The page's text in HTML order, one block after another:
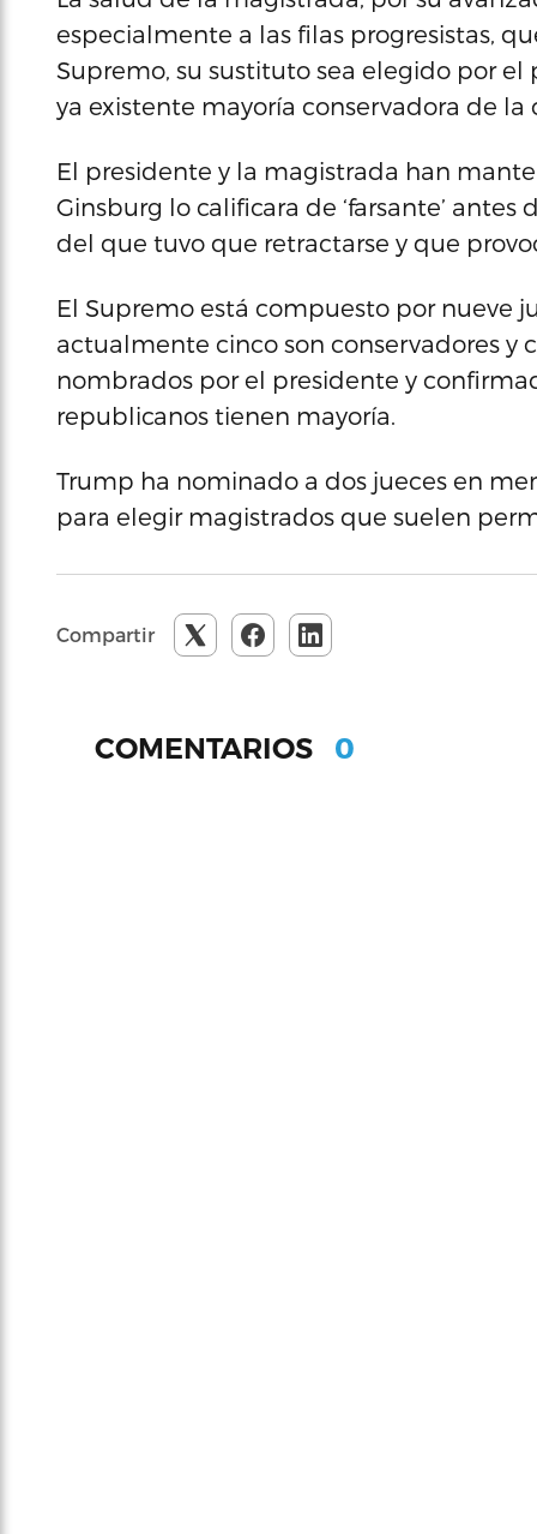
especialmente a las filas progresistas,
Supremo, su sustituto sea elegido por
ya existente mayoría conservadora de
El presidente y la magistrada han
Ginsburg lo calificara de ‘farsante’
del que tuvo que retractarse y que
El Supremo está compuesto por nueve
actualmente cinco son conservadores y
nombrados por el presidente y
republicanos tienen mayoría.
Trump ha nominado a dos jueces en
para elegir magistrados que suelen
Compartir
COMENTARIOS 0